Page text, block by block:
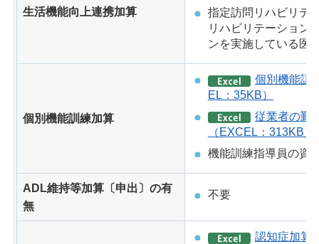
生活機能向上連携加算
指定訪問リハビリテ
リハビリテーション
ンを実施している医
個別機能訓練加算
個別機能訓
EL：35KB）
従業者の勤
（EXCEL：313KB）
機能訓練指導員の資
ADL維持等加算〔申出〕の有
無
不要
認知症加算